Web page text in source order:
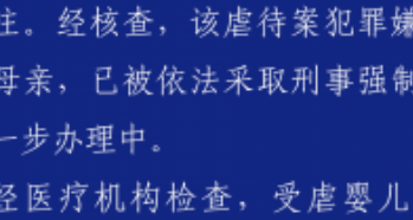
谢谢有你温暖了四季